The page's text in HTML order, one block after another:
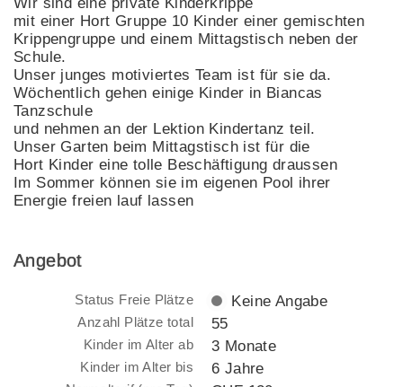
mit einer Hort Gruppe 10 Kinder einer gemischten
Krippengruppe und einem Mittagstisch neben der
Schule.
Unser junges motiviertes Team ist für sie da.
Wöchentlich gehen einige Kinder in Biancas
Tanzschule
und nehmen an der Lektion Kindertanz teil.
Unser Garten beim Mittagstisch ist für die
Hort Kinder eine tolle Beschäftigung draussen
Im Sommer können sie im eigenen Pool ihrer
Energie freien lauf lassen
Angebot
Status Freie Plätze Keine Angabe
Anzahl Plätze total 55
Kinder im Alter ab 3 Monate
Kinder im Alter bis 6 Jahre